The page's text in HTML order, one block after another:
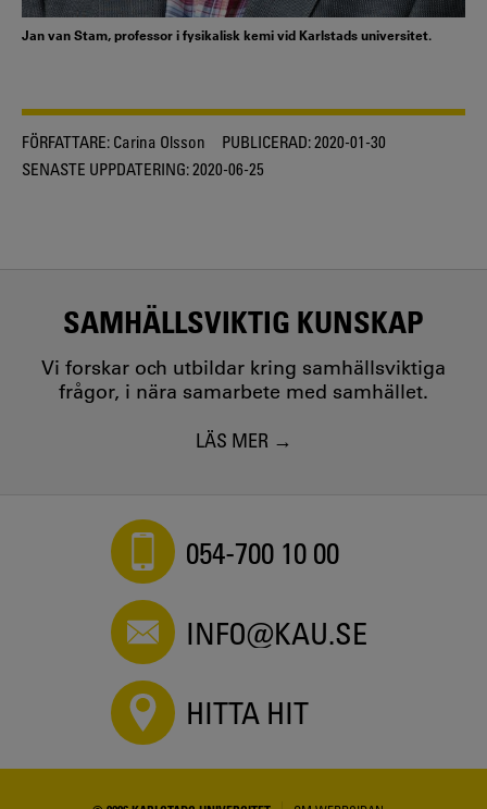
Jan van Stam, professor i fysikalisk kemi vid Karlstads universitet.
FÖRFATTARE: Carina Olsson PUBLICERAD:2020-01-30
SENASTE UPPDATERING:2020-06-25
SAMHÄLLSVIKTIG KUNSKAP
Vi forskar och utbildar kring samhällsviktiga
frågor, i nära samarbete med samhället.
LÄS MER
054-700 10 00
INFO@KAU.SE
HITTA HIT